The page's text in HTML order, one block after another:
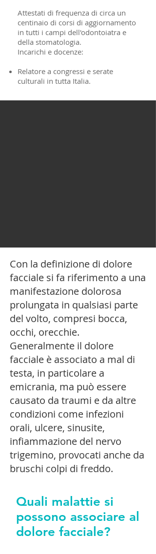
Attestati di frequenza di circa un
centinaio di corsi di aggiornamento
in tutti i campi dell'odontoiatra e
della stomatologia.
Incarichi e docenze:
Relatore a congressi e serate
culturali in tutta Italia.
Con la definizione di dolore
facciale si fa riferimento a una
manifestazione dolorosa
prolungata in qualsiasi parte
del volto, compresi bocca,
occhi, orecchie.
Generalmente il dolore
facciale è associato a mal di
testa, in particolare a
emicrania, ma può essere
causato da traumi e da altre
condizioni come infezioni
orali, ulcere, sinusite,
infiammazione del nervo
trigemino, provocati anche da
bruschi colpi di freddo.
Quali malattie si
possono associare al
dolore facciale?